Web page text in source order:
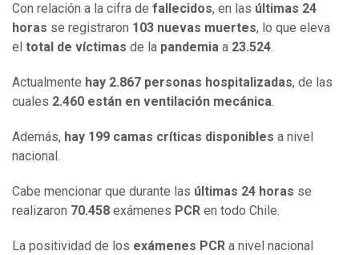
Con relación a la cifra de fallecidos, en las últimas 24
horas se registraron 103 nuevas muertes, lo que eleva
el total de víctimas de la pandemia a 23.524.
Actualmente hay 2.867 personas hospitalizadas, de las
cuales 2.460 están en ventilación mecánica.
Además, hay 199 camas críticas disponibles a nivel
nacional.
Cabe mencionar que durante las últimas 24 horas se
realizaron 70.458 exámenes PCR en todo Chile.
La positividad de los exámenes PCR a nivel nacional